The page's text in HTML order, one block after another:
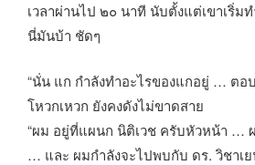
เวลาผ่านไป ๒๐ นาที นับตั้งแต่เขาเริ่ม
นี่มันบ้า ชัดๆ
“นั่น แก กำลังทำอะไรของแกอยู่ … ตอ
โหวกเหวก ยังคงดังไม่ขาดสาย
“ผม อยู่ที่แผนก นิติเวช ครับหัวหน้า …
… และ ผมกำลังจะไปพบกับ ดร. วิชาเ